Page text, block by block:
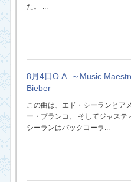
た。 ...
8月4日O.A. ～Music
Bieber
この曲は、エド・シーランとア
ー・ブランコ、 そしてジャステ
シーランはバックコーラ...